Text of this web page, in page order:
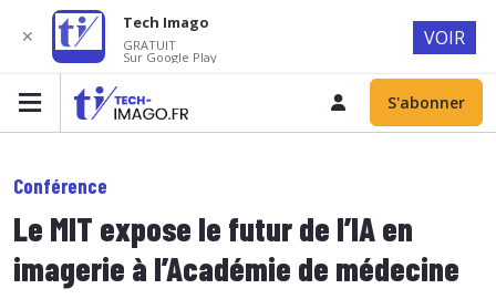
S'abonner
Conférence
Le MIT expose le futur de l’IA en
imagerie à l’Académie de médecine
✕
Tech Imago
GRATUIT
Sur Google Play
VOIR